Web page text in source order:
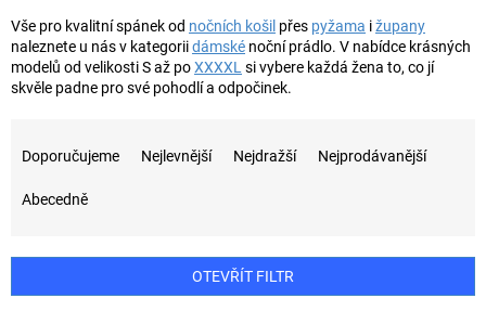
Vše pro kvalitní spánek od nočních košil přes pyžama ižupany
naleznete u nás v kategoriidámské noční prádlo. V nabídce krásných
modelů od velikosti S až poXXXXL si vybere každá žena to, co jí
skvěle padne pro své pohodlí a odpočinek.
r
Doporučujeme Nejlevnější Nejdražší Nejprodávanější
Abecedně
OTEVŘÍT FILTR